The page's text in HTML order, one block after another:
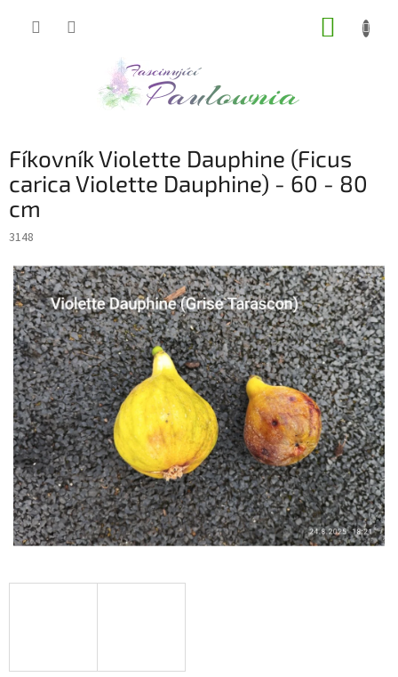
Fíkovník Violette Dauphine (Ficus
carica Violette Dauphine) - 60 - 80
cm
3148